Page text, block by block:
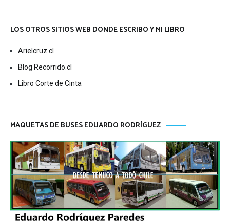
LOS OTROS SITIOS WEB DONDE ESCRIBO Y MI LIBRO
Arielcruz.cl
Blog Recorrido.cl
Libro Corte de Cinta
MAQUETAS DE BUSES EDUARDO RODRÍGUEZ